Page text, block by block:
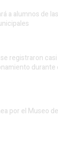
a alumnos de las
registraron
durante
por el Museo